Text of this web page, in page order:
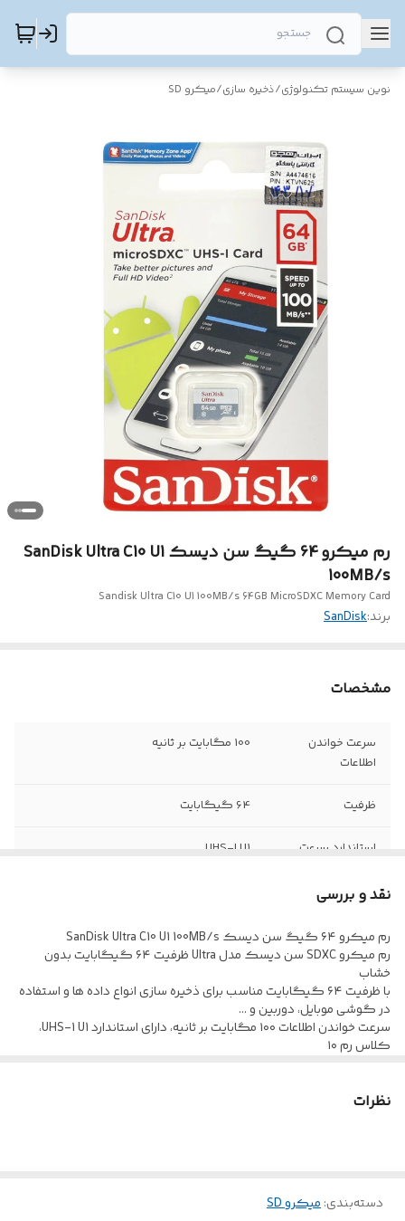
نوین سیستم تکنولوژی/ذخیره سازی/میکرو SD
رم میکرو 64 گیگ سن دیسک SanDisk Ultra C10 U1
100MB/s
Sandisk Ultra C10 U1 100MB/s 64GB MicroSDXC Memory Card
برند:SanDisk
مشخصات
سرعت خواندن
اطلاعات
100 مگابایت بر ثانیه
ظرفیت 64 گیگابایت
استاندارد سرعت UHS-I U1
پشتیبانی از
کلاس کاری 10
نقد و بررسی
رم میکرو ۶۴ گیگ سن دیسک SanDisk Ultra C10 U1 100MB/s
رم میکرو SDXC سن دیسک مدل Ultra ظرفیت ۶۴ گیگابایت بدون
خشاب
با ظرفیت ۶۴ گیگابایت مناسب برای ذخیره سازی انواع داده ها و استفاده
در گوشی موبایل، دوربین و …
سرعت خواندن اطلاعات ۱۰۰ مگابایت بر ثانیه، دارای استاندارد UHS-1 U1،
کلاس رم ۱۰
نظرات
دسته‌بندی:میکرو SD